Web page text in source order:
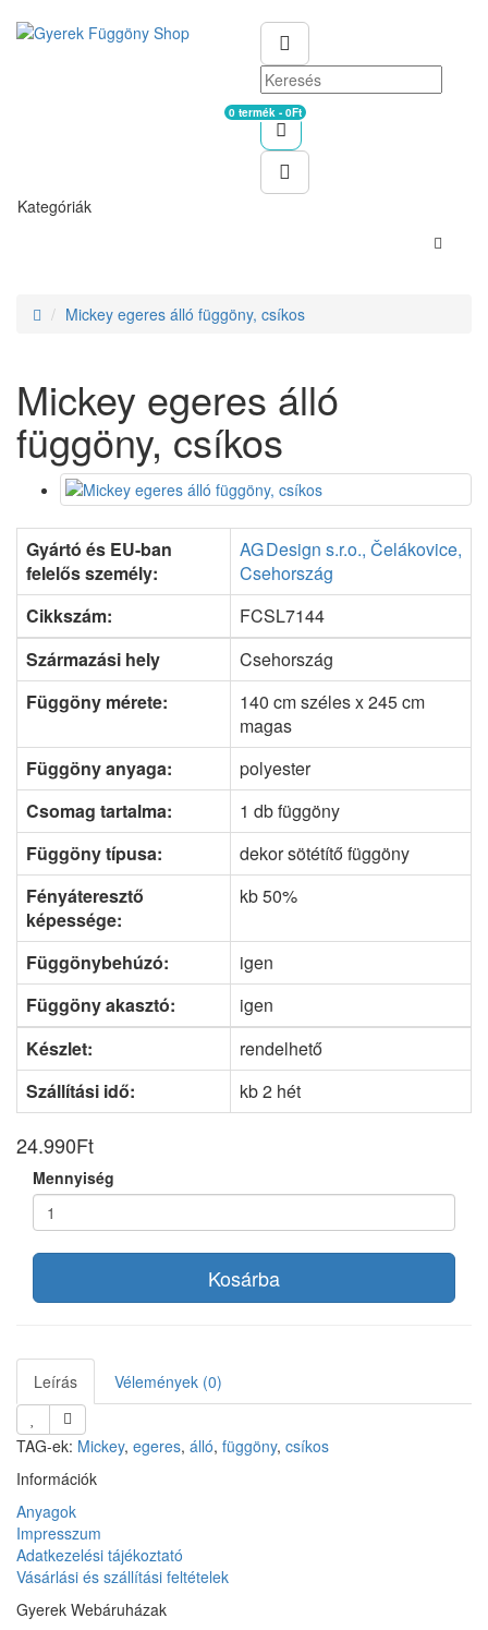
Kosár
0 termék - 0Ft
Kategóriák
Mickey egeres álló függöny, csíkos
Mickey egeres álló
függöny, csíkos
Gyártó és EU-ban
felelős személy:
AG Design s.r.o., Čelákovice,
Csehország
Cikkszám:
FCSL7144
Származási hely
Csehország
Függöny mérete:
140 cm széles x 245 cm
magas
Függöny anyaga:
polyester
Csomag tartalma:
1 db függöny
Függöny típusa:
dekor sötétítő függöny
Fényáteresztő
képessége:
kb 50%
Függönybehúzó:
igen
Függöny akasztó:
igen
Készlet:
rendelhető
Szállítási idő:
kb 2 hét
24.990Ft
Mennyiség
Kosárba
Leírás Vélemények (0)
TAG-ek: Mickey, egeres, álló, függöny, csíkos
Információk
Anyagok
Impresszum
Adatkezelési tájékoztató
Vásárlási és szállítási feltételek
Gyerek Webáruházak